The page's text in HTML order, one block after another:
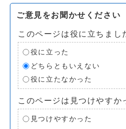
ご意見をお聞かせください
このページは役に立ちまし
役に立った
どちらともいえない
役に立たなかった
このページは見つけやすか
見つけやすかった